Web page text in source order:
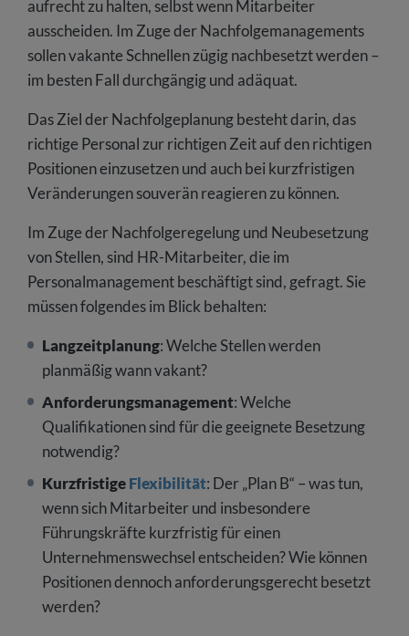
aufrecht zu halten, selbst wenn Mitarbeiter
ausscheiden. Im Zuge der Nachfolgemanagements
sollen vakante Schnellen zügig nachbesetzt werden –
im besten Fall durchgängig und adäquat.
Das Ziel der Nachfolgeplanung besteht darin, das
richtige Personal zur richtigen Zeit auf den richtigen
Positionen einzusetzen und auch bei kurzfristigen
Veränderungen souverän reagieren zu können.
Im Zuge der Nachfolgeregelung und Neubesetzung
von Stellen, sind HR-Mitarbeiter, die im
Personalmanagement beschäftigt sind, gefragt. Sie
müssen folgendes im Blick behalten:
Langzeitplanung: Welche Stellen werden
planmäßig wann vakant?
Anforderungsmanagement: Welche
Qualifikationen sind für die geeignete Besetzung
notwendig?
KurzfristigeFlexibilität: Der „Plan B“ – was tun,
wenn sich Mitarbeiter und insbesondere
Führungskräfte kurzfristig für einen
Unternehmenswechsel entscheiden? Wie können
Positionen dennoch anforderungsgerecht besetzt
werden?